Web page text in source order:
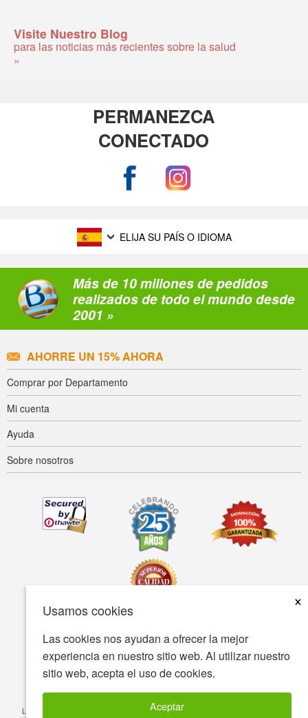
Usamos cookies
×
Las cookies nos ayudan a ofrecer la mejor
experiencia en nuestro sitio web. Al utilizar nuestro
sitio web, acepta el uso de cookies.
Aceptar
Visite Nuestro Blog
para las noticias más recientes sobre la salud
»
PERMANEZCA
CONECTADO
ELIJA SU PAÍS O IDIOMA
Más de 10 millones de pedidos
realizados de todo el mundo desde
2001 »
AHORRE UN 15% AHORA
Comprar por Departamento
Mi cuenta
Ayuda
Sobre nosotros
Accesibilidad Condiciones de uso Política de privacidad
© Copyright 2001-2026 BIOVEA Todos los derechos reservados
La información proporcionada en este sitio está destinada a fines informativos y no